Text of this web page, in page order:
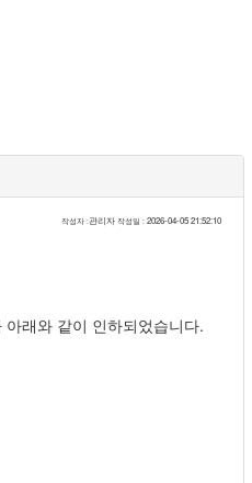
작성자 :관리자 작성일 :2026-04-05 21:52:10
아래와 같이 인하되었습니다.